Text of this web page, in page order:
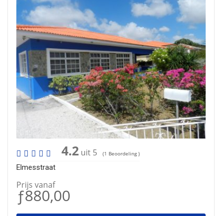
15
4.2 uit 5 (1 Beoordeling )
Elmesstraat
Prijs vanaf
ƒ880,00